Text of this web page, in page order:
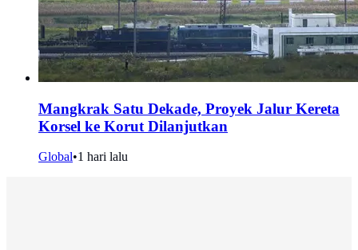
Mangkrak Satu Dekade, Proyek Jalur Kereta
Korsel ke Korut Dilanjutkan
Global•1 hari lalu